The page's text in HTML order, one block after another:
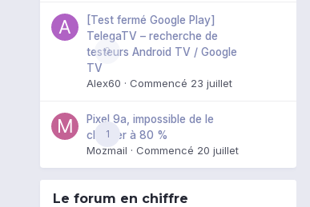
0
[Test fermé Google Play]
TelegaTV – recherche de
testeurs Android TV / Google
TV
Alex60 · Commencé 23 juillet
1
Pixel 9a, impossible de le
charger à 80 %
Mozmail · Commencé 20 juillet
Le forum en chiffre